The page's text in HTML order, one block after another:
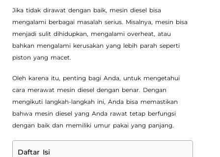
Jika tidak dirawat dengan baik, mesin diesel bisa
mengalami berbagai masalah serius. Misalnya, mesin bisa
menjadi sulit dihidupkan, mengalami overheat, atau
bahkan mengalami kerusakan yang lebih parah seperti
piston yang macet.
Oleh karena itu, penting bagi Anda, untuk mengetahui
cara merawat mesin diesel dengan benar. Dengan
mengikuti langkah-langkah ini, Anda bisa memastikan
bahwa mesin diesel yang Anda rawat tetap berfungsi
dengan baik dan memiliki umur pakai yang panjang.
Daftar Isi